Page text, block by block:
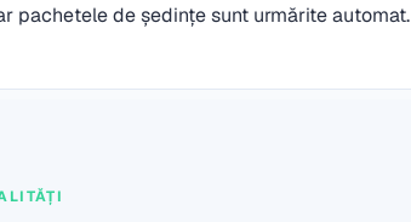
pachetele de ședințe sunt urmărite automat.